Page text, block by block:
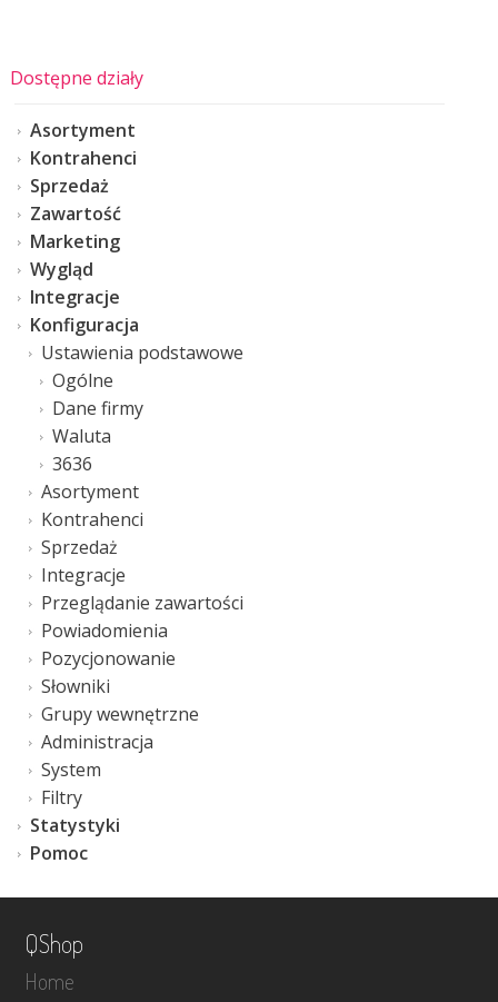
Dostępne działy
Asortyment
Kontrahenci
Sprzedaż
Zawartość
Marketing
Wygląd
Integracje
Konfiguracja
Ustawienia podstawowe
Ogólne
Dane firmy
Waluta
3636
Asortyment
Kontrahenci
Sprzedaż
Integracje
Przeglądanie zawartości
Powiadomienia
Pozycjonowanie
Słowniki
Grupy wewnętrzne
Administracja
System
Filtry
Statystyki
Pomoc
QShop
Home